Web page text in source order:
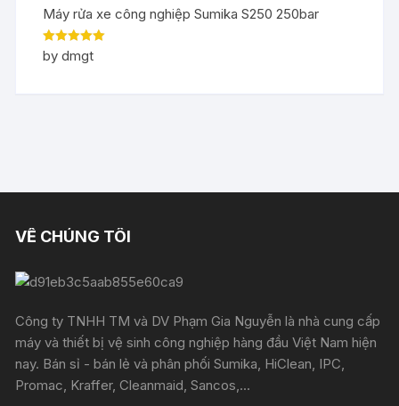
Máy rửa xe công nghiệp Sumika S250 250bar
Rated5out
of 5
by dmgt
VỀ CHÚNG TÔI
Công ty TNHH TM và DV Phạm Gia Nguyễn là nhà cung cấp
máy và thiết bị vệ sinh công nghiệp hàng đầu Việt Nam hiện
nay. Bán sỉ - bán lẻ và phân phối Sumika, HiClean, IPC,
Promac, Kraffer, Cleanmaid, Sancos,...